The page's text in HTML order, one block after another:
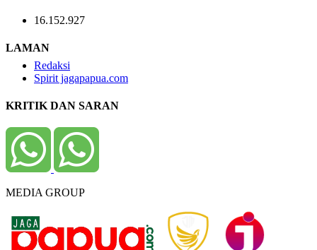
16.152.927
LAMAN
Redaksi
Spirit jagapapua.com
KRITIK DAN SARAN
MEDIA GROUP